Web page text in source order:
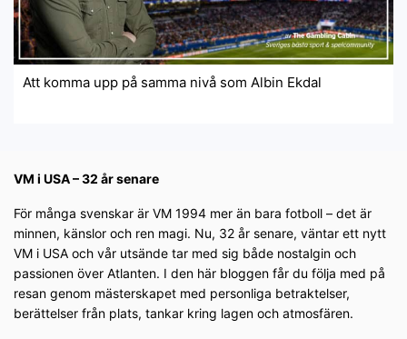
Att komma upp på samma nivå som Albin Ekdal
VM i USA – 32 år senare
För många svenskar är VM 1994 mer än bara fotboll – det är
minnen, känslor och ren magi. Nu, 32 år senare, väntar ett nytt
VM i USA och vår utsände tar med sig både nostalgin och
passionen över Atlanten. I den här bloggen får du följa med på
resan genom mästerskapet med personliga betraktelser,
berättelser från plats, tankar kring lagen och atmosfären.